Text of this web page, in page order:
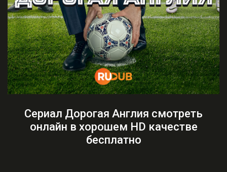
Сериал Дорогая Англия смотреть
онлайн в хорошем HD качестве
бесплатно